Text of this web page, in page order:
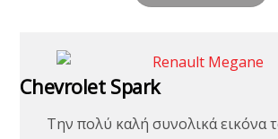
Chevrolet Spark
Την πολύ καλή συνολικά εικόνα